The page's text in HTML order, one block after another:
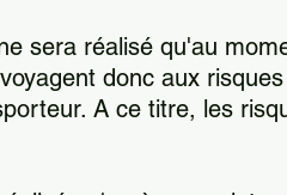
sera réalisé qu'au
donc aux
A ce titre, les